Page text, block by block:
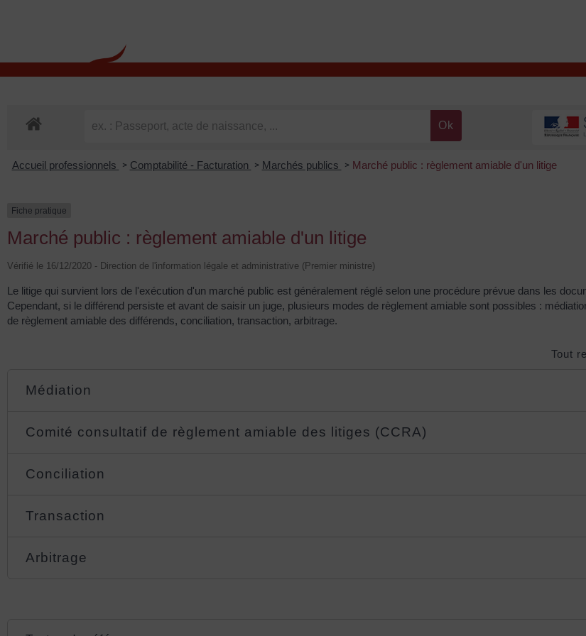
Accueil professionnels > Comptabilité - Facturation > Marchés publics > Marché public : règlement amiable d'un litige
Fiche pratique
Marché public : règlement amiable d'un litige
Vérifié le 16/12/2020 - Direction de l'information légale et administrative (Premier ministre)
Le litige qui survient lors de l'exécution d'un marché public est généralement réglé selon une procédure prévue dans les
Cependant, si le différend persiste et avant de saisir un juge, plusieurs modes de règlement amiable sont possibles :
de règlement amiable des différends, conciliation, transaction, arbitrage.
Tout
Médiation
Comité consultatif de règlement amiable des litiges (CCRA)
Conciliation
Transaction
Arbitrage